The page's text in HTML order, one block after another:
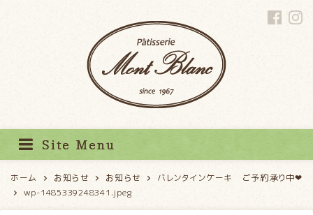
Site Menu
ホーム お知らせ お知らせ
バレンタインケーキ ご予約承り中❤
wp-1485339248341.jpeg